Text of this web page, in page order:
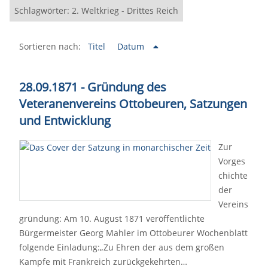
Schlagwörter: 2. Weltkrieg - Drittes Reich
Sortieren nach: Titel Datum
28.09.1871 - Gründung des
Veteranenvereins Ottobeuren, Satzungen
und Entwicklung
Zur
Vorges
chichte
der
Vereins
gründung: Am 10. August 1871 veröffentlichte
Bürgermeister Georg Mahler im Ottobeurer Wochenblatt
folgende Einladung:„Zu Ehren der aus dem großen
Kampfe mit Frankreich zurückgekehrten…